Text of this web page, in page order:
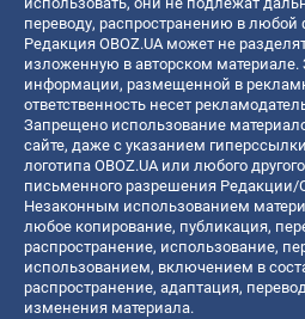
переводу, распространению в любой
Редакция OBOZ.UA может не
изложенную в авторском материале.
информации, размещенной в
ответственность несет
Запрещено использование
сайте, даже с указанием
логотипа OBOZ.UA или любого
письменного разрешения Редакции/
Незаконным использованием
любое копирование, публикация,
распространение, использование,
использованием, включением в
распространение, адаптация,
изменения материала.